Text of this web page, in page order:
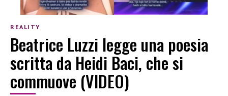
REALITY
Beatrice Luzzi legge una poesia
scritta da Heidi Baci, che si
commuove (VIDEO)